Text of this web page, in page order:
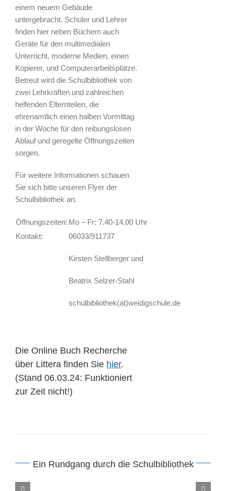
einem neuem Gebäude
untergebracht. Schüler und Lehrer
finden hier neben Büchern auch
Geräte für den multimedialen
Unterricht, moderne Medien, einen
Kopierer, und Computerarbeitsplätze.
Betreut wird die Schulbibliothek von
zwei Lehrkräften und zahlreichen
helfenden Elternteilen, die
ehrenamtlich einen halben Vormittag
in der Woche für den reibungslosen
Ablauf und geregelte Öffnungszeiten
sorgen.
Für weitere Informationen schauen
Sie sich bitte unseren Flyer der
Schulbibliothek an.
Öffnungszeiten: Mo – Fr: 7.40-14.00 Uhr
Kontakt:
06033/911737
Kirsten Stellberger und
Beatrix Selzer-Stahl
schulbibliothek(at)weidigschule.de
Die Online Buch Recherche
über Littera finden Sie hier.
(Stand 06.03.24: Funktioniert
zur Zeit nicht!)
Ein Rundgang durch die Schulbibliothek